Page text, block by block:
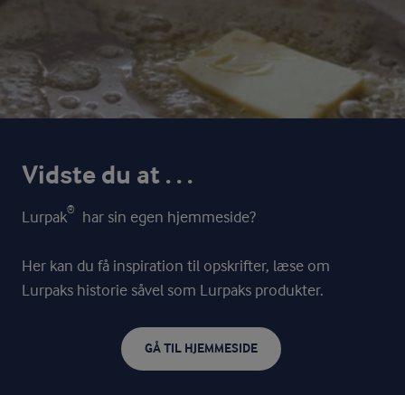
Vidste du at . . .
Lurpak® har sin egen hjemmeside?
Her kan du få inspiration til opskrifter, læse om
Lurpaks historie såvel som Lurpaks produkter.
GÅ TIL HJEMMESIDE